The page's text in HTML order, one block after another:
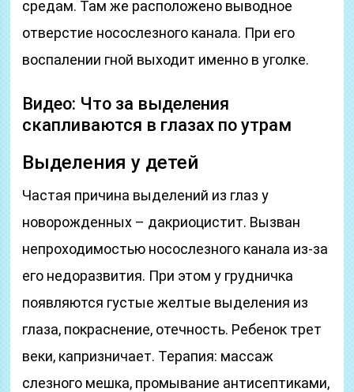
средам. Там же расположено выводное
отверстие носослезного канала. При его
воспалении гной выходит именно в уголке.
Видео: Что за выделения
скапливаются в глазах по утрам
Выделения у детей
Частая причина выделений из глаз у
новорожденных – дакриоцистит. Вызван
непроходимостью носослезного канала из-за
его недоразвития. При этом у грудничка
появляются густые желтые выделения из
глаза, покраснение, отечность. Ребенок трет
веки, капризничает. Терапия: массаж
слезного мешка, промывание антисептиками,